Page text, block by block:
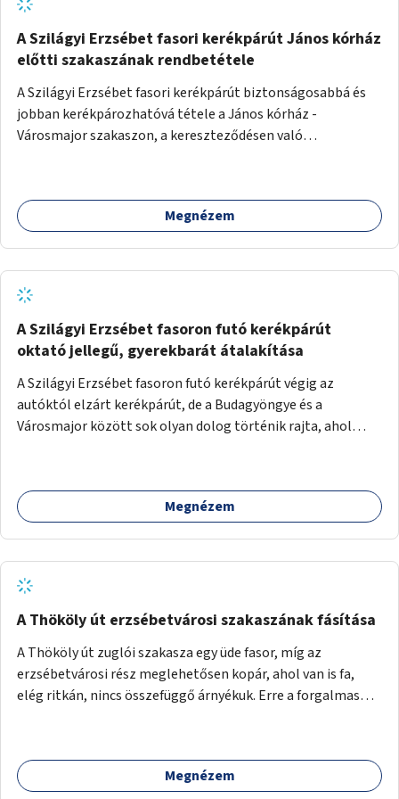
A Szilágyi Erzsébet fasori kerékpárút János kórház
előtti szakaszának rendbetétele
A Szilágyi Erzsébet fasori kerékpárút biztonságosabbá és
jobban kerékpározhatóvá tétele a János kórház -
Városmajor szakaszon, a kereszteződésen való
forgalomtól való jobb elkülönítésével, esetleg ésszerűbb
útvonal kijelölésével.
Megnézem
A Szilágyi Erzsébet fasoron futó kerékpárút
oktató jellegű, gyerekbarát átalakítása
A Szilágyi Erzsébet fasoron futó kerékpárút végig az
autóktól elzárt kerékpárút, de a Budagyöngye és a
Városmajor között sok olyan dolog történik rajta, ahol
ötletem az, hogy ezt a szakaszt egy oktató jellegű,
bemutató kerékpárúttá varázsoljuk, ahol a gyerekek a valós
sok gyerekkel közlekedő szülőt látni nap, mint, nap, sok az
iskola, óvoda a környéken. Dupla kitáblázásokkal,
fényvisszaverős táblákkal, az aszfalt erősebb színre
ötletet.
Megnézem
A Thököly út erzsébetvárosi szakaszának fásítása
A Thököly út zuglói szakasza egy üde fasor, míg az
erzsébetvárosi rész meglehetősen kopár, ahol van is fa,
elég ritkán, nincs összefüggő árnyékuk. Erre a forgalmas
szükség.
Megnézem